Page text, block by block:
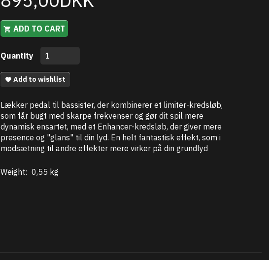
ADD TO CART
Quantity
Add to wishlist
Lækker pedal til bassister, der kombinerer et limiter-kredsløb,
som får bugt med skarpe frekvenser og gør dit spil mere
dynamisk ensartet, med et Enhancer-kredsløb, der giver mere
presence og "glans" til din lyd. En helt fantastisk effekt, som i
modsætning til andre effekter mere virker på din grundlyd
Weight: 0,55 kg